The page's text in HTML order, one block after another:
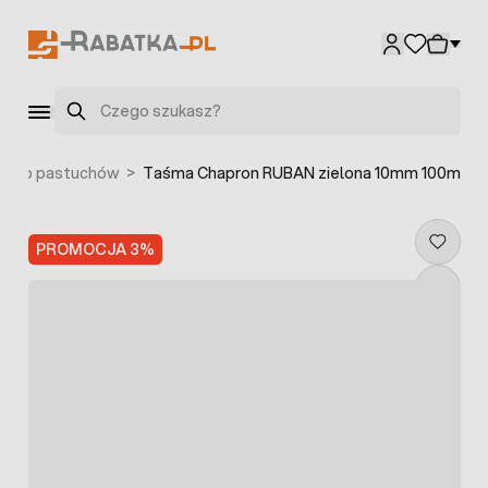
Szukaj
do pastuchów > Taśma Chapron RUBAN zielona 10mm 100m
PROMOCJA 3%